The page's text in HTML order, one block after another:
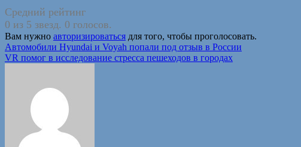
Средний рейтинг
0 из 5 звезд. 0 голосов.
Вам нужно авторизироваться для того, чтобы проголосовать.
Навигация
по
Автомобили Hyundai и Voyah попали под отзыв в России
VR помог в исследование стресса пешеходов в городах